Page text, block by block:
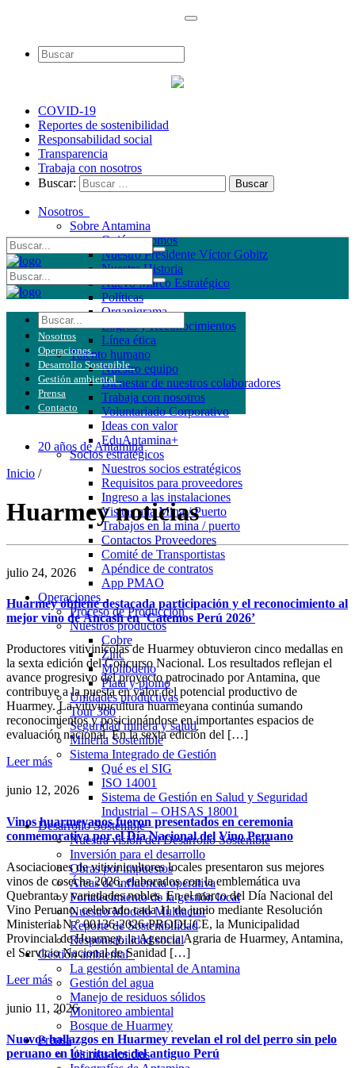
COVID-19
Reportes de sostenibilidad
Responsabilidad social
Transparencia
Trabaja con nosotros
Buscar:
Nosotros
Sobre Antamina
Quiénes somos
Nuestro Presidente Víctor Gobitz
Nuestra Historia
Nuevo Marco Estratégico
Políticas
Organigrama
Logros y Reconocimientos
Línea ética
Talento humano
Nuestro equipo
Bienestar de nuestros colaboradores
Trabaja con nosotros
Voluntariado Corporativo
Ideas con valor
EduAntamina+
Socios estratégicos
Nuestros socios estratégicos
Requisitos para proveedores
Ingreso a las instalaciones
Visitas a la Mina / Puerto
Trabajos en la mina / puerto
Contactos Proveedores
Comité de Transportistas
Apéndice de contratos
App PMAO
Operaciones
Proceso de Producción
Nuestros productos
Cobre
Zinc
Molibdeno
Plata y plomo
Unidades productivas
Tour 360
Seguridad minera y salud
Minería Sostenible
Sistema Integrado de Gestión
Qué es el SIG
ISO 14001
Sistema de Gestión en Salud y Seguridad
Industrial – OHSAS 18001
Desarrollo Sostenible
Nuestra visión del Desarrollo Sostenible
Inversión para el desarrollo
Obras por impuestos
Áreas de influencia operativa
Fortalecimiento de la gestión local
Nuestro Modelo Multiactor
Reporte de Sostenibilidad
Responsabilidad social
Gestión ambiental
La gestión ambiental de Antamina
Gestión del agua
Manejo de residuos sólidos
Monitoreo ambiental
Bosque de Huarmey
Prensa
Últimas noticias
Nosotros
Operaciones
Desarrollo Sostenible
Gestión ambiental
Prensa
Contacto
20 años de Antamina
Inicio /
Huarmey noticias
julio 24, 2026
Huarmey obtiene destacada participación y el reconocimiento al
mejor vino de Áncash en ‘Catemos Perú 2026’
Productores vitivinícolas de Huarmey obtuvieron cinco medallas en
la sexta edición del Concurso Nacional. Los resultados reflejan el
avance progresivo del proyecto patrocinado por Antamina, que
contribuye a la puesta en valor del potencial productivo de
Huarmey. La vitivinicultura huarmeyana continúa sumando
reconocimientos y posicionándose en importantes espacios de
evaluación nacional. En la sexta edición del […]
Leer más
junio 12, 2026
Vinos huarmeyanos fueron presentados en ceremonia
conmemorativa por el Día Nacional del Vino Peruano
Asociaciones de vitivinicultores locales presentaron sus mejores
vinos de cosecha 2026, elaborados con la emblemática uva
Quebranta y variedades nobles. En el marco del Día Nacional del
Vino Peruano, celebrado cada 11 de junio mediante Resolución
Ministerial N.° 00136-2026-PRODUCE, la Municipalidad
Provincial de Huarmey, la Agencia Agraria de Huarmey, Antamina,
el Servicio Nacional de Sanidad […]
Leer más
junio 11, 2026
Nuevos hallazgos en Huarmey revelan el rol del perro sin pelo
peruano en los rituales del antiguo Perú